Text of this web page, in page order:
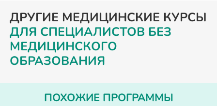
ДРУГИЕ МЕДИЦИНСКИЕ КУРСЫ
ДЛЯ СПЕЦИАЛИСТОВ БЕЗ
МЕДИЦИНСКОГО
ОБРАЗОВАНИЯ
ПОХОЖИЕ ПРОГРАММЫ